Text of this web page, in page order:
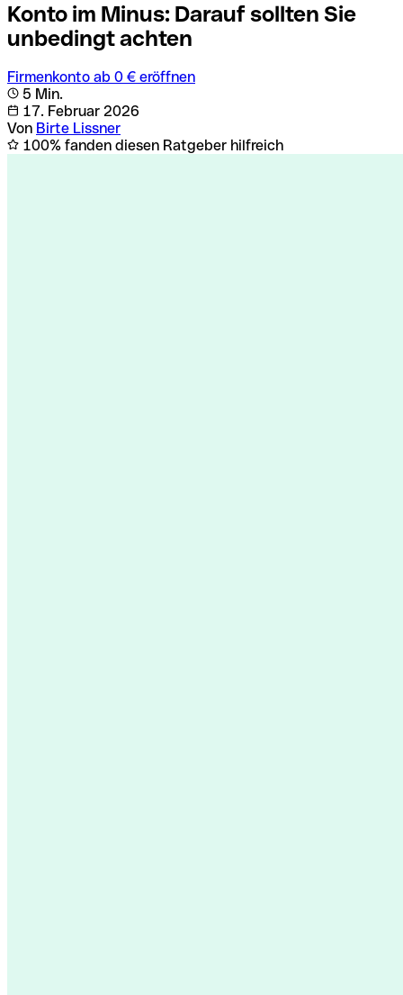
Konto im Minus: Darauf sollten Sie
unbedingt achten
Firmenkonto ab 0 € eröffnen
5 Min.
17. Februar 2026
Von Birte Lissner
100% fanden diesen Ratgeber hilfreich